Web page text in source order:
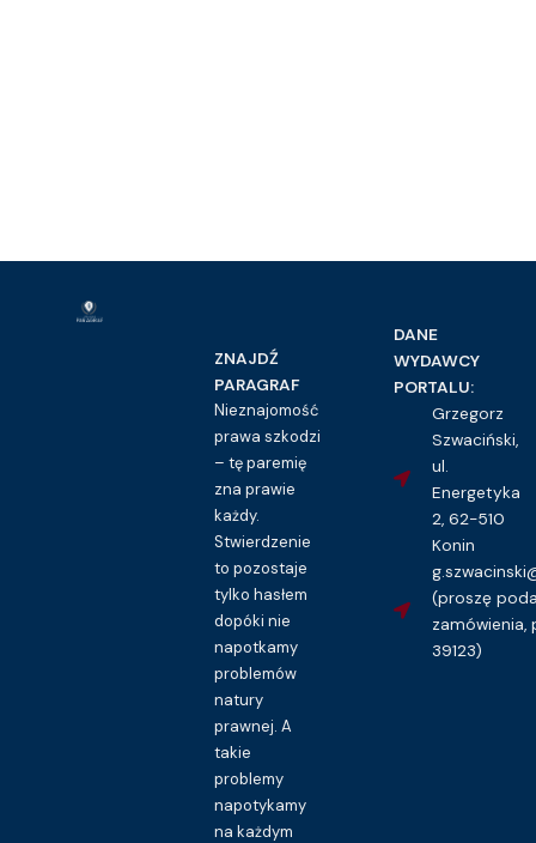
ZNAJDŹ
PARAGRAF
Nieznajomość
prawa szkodzi
– tę paremię
zna prawie
każdy.
Stwierdzenie
to pozostaje
tylko hasłem
dopóki nie
napotkamy
problemów
natury
prawnej. A
takie
problemy
napotykamy
na każdym
DANE
WYDAWCY
PORTALU:
Grzegorz
Szwaciński,
ul.
Energetyka
2, 62-510
Konin
(proszę
zamówienia,
39123)